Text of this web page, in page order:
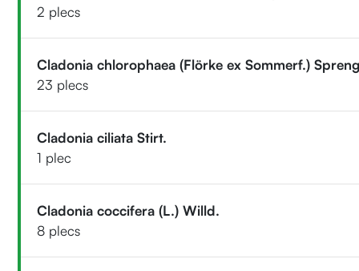
2 plecs
Cladonia chlorophaea (Flörke ex Sommerf.)
23 plecs
Cladonia ciliata Stirt.
1 plec
Cladonia coccifera (L.) Willd.
8 plecs